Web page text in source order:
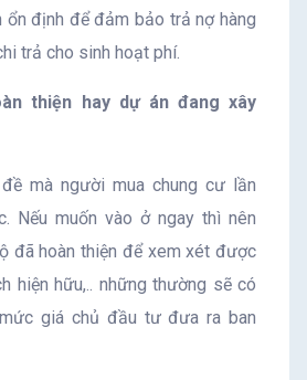
ổn định để đảm bảo trả nợ hàng
trả cho sinh hoạt phí.
thiện hay dự án đang xây
mà người mua chung cư lần
Nếu muốn vào ở ngay thì nên
đã hoàn thiện để xem xét được
hiện hữu,.. những thường sẽ có
giá chủ đầu tư đưa ra ban